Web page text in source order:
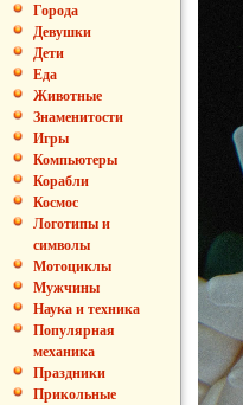
Города
Девушки
Дети
Еда
Животные
Знаменитости
Игры
Компьютеры
Корабли
Космос
Логотипы и
символы
Мотоциклы
Мужчины
Наука и техника
Популярная
механика
Праздники
Прикольные